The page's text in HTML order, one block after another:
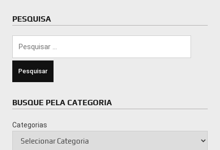
PESQUISA
BUSQUE PELA CATEGORIA
Categorias